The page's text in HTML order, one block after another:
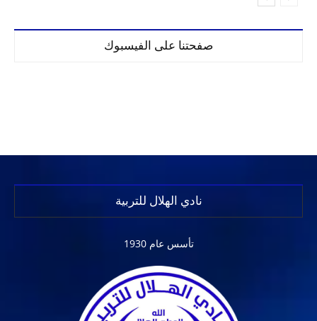
صفحتنا على الفيسبوك
نادي الهلال للتربية
تأسس عام 1930